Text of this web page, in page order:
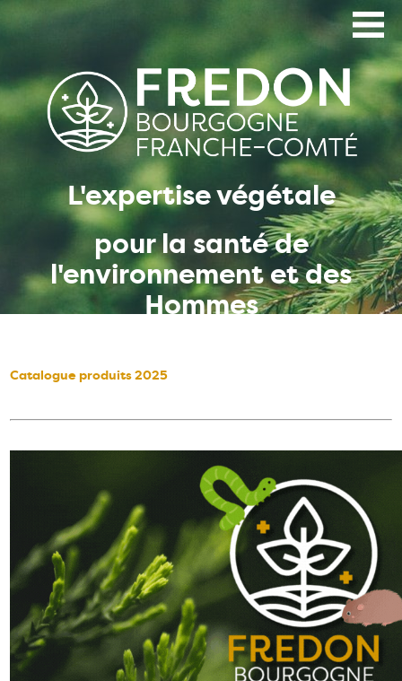
L'expertise végétale
pour la santé de
l'environnement et des
Hommes
Catalogue produits 2025